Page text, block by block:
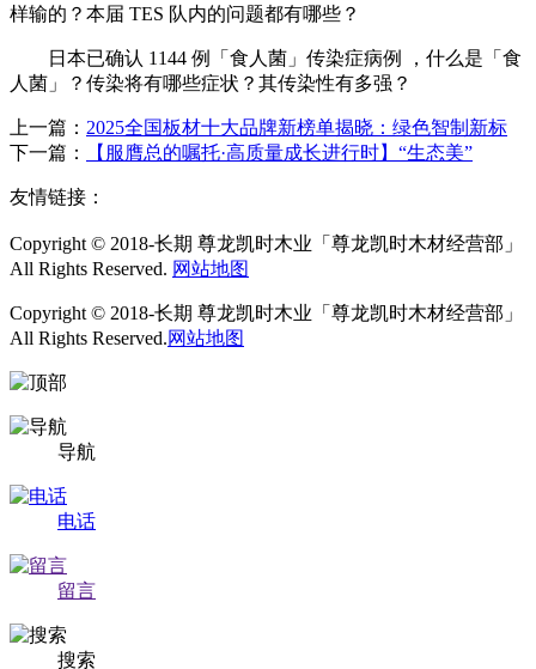
样输的？本届 TES 队内的问题都有哪些？
日本已确认 1144 例「食人菌」传染症病例 ，什么是「食
人菌」？传染将有哪些症状？其传染性有多强？
上一篇： 2025全国板材十大品牌新榜单揭晓：绿色智制新标
下一篇：
【服膺总的嘱托·高质量成长进行时】“生态美”
友情链接：
Copyright © 2018-长期 尊龙凯时木业「尊龙凯时木材经营部」
All Rights Reserved. 网站地图
Copyright © 2018-长期 尊龙凯时木业「尊龙凯时木材经营部」
All Rights Reserved.网站地图
导航
电话
留言
搜索